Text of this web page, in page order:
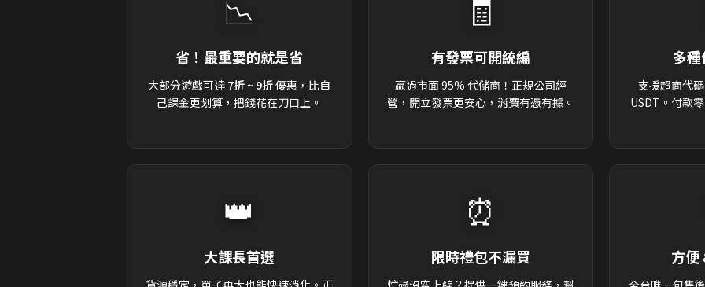
📉
省！最重要的就是省
大部分遊戲可達 7折 ~ 9折優惠，比自
己課金更划算，把錢花在刀口上。
🧾
有發票可開統編
贏過市面 95% 代儲商！正規公司經
營，開立發票更安心，消費有憑有據。
多
支援超商代
USDT。付款
👑
大課長首選
⏰
限時禮包不漏買 方便